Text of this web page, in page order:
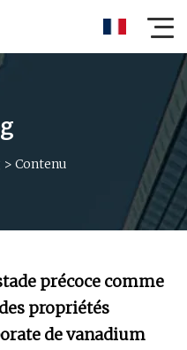
> Contenu
précoce comme
propriétés
de vanadium